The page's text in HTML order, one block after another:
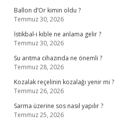
Ballon d’Or kimin oldu ?
Temmuz 30, 2026
İstikbal-i kıble ne anlama gelir ?
Temmuz 30, 2026
Su arıtma cihazında ne önemli ?
Temmuz 28, 2026
Kozalak reçelinin kozalağı yenir mi ?
Temmuz 26, 2026
Sarma üzerine sos nasıl yapılır ?
Temmuz 25, 2026